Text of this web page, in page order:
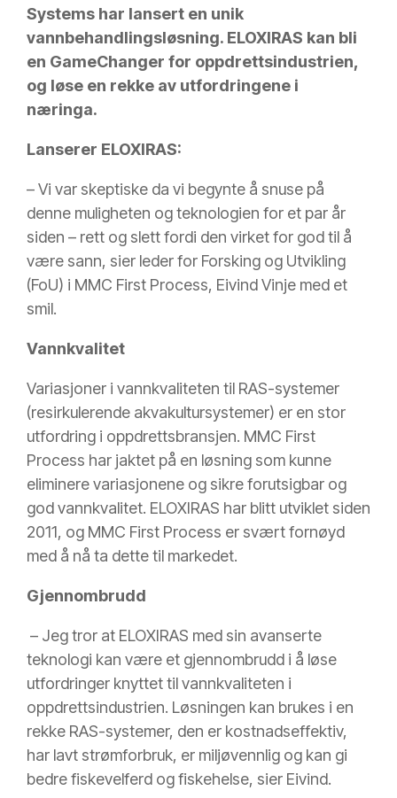
Systems har lansert en unik
vannbehandlingsløsning. ELOXIRAS kan bli
en GameChanger for oppdrettsindustrien,
og løse en rekke av utfordringene i
næringa.
Lanserer ELOXIRAS:
– Vi var skeptiske da vi begynte å snuse på
denne muligheten og teknologien for et par år
siden – rett og slett fordi den virket for god til å
være sann, sier leder for Forsking og Utvikling
(FoU) i MMC First Process, Eivind Vinje med et
smil.
Vannkvalitet
Variasjoner i vannkvaliteten til RAS-systemer
(resirkulerende akvakultursystemer) er en stor
utfordring i oppdrettsbransjen. MMC First
Process har jaktet på en løsning som kunne
eliminere variasjonene og sikre forutsigbar og
god vannkvalitet. ELOXIRAS har blitt utviklet siden
2011, og MMC First Process er svært fornøyd
med å nå ta dette til markedet.
Gjennombrudd
– Jeg tror at ELOXIRAS med sin avanserte
teknologi kan være et gjennombrudd i å løse
utfordringer knyttet til vannkvaliteten i
oppdrettsindustrien. Løsningen kan brukes i en
rekke RAS-systemer, den er kostnadseffektiv,
har lavt strømforbruk, er miljøvennlig og kan gi
bedre fiskevelferd og fiskehelse, sier Eivind.